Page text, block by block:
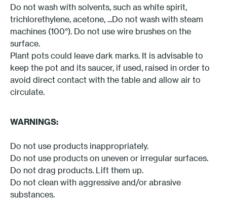
Do not wash with solvents, such as white spirit,
trichlorethylene, acetone, ...Do not wash with steam
machines (100°). Do not use wire brushes on the
surface.
Plant pots could leave dark marks. It is advisable to
keep the pot and its saucer, if used, raised in order to
avoid direct contact with the table and allow air to
circulate.
WARNINGS:
Do not use products inappropriately.
Do not use products on uneven or irregular surfaces.
Do not drag products. Lift them up.
Do not clean with aggressive and/or abrasive
substances.